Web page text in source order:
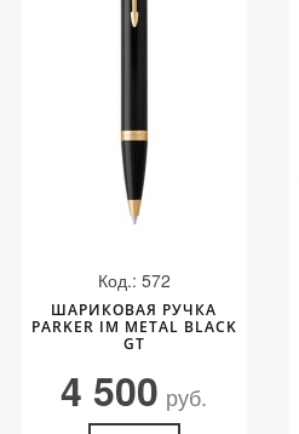
Код.: 572
ШАРИКОВАЯ РУЧКА
PARKER IM METAL BLACK
GT
4 500 руб.